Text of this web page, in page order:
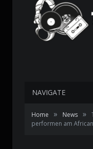
NAVIGATE
Home » News »
performen am